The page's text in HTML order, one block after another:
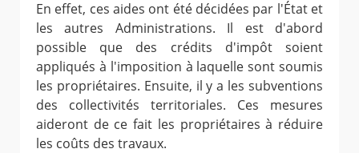
En effet, ces aides ont été décidées par l'État et
les autres Administrations. Il est d'abord
possible que des crédits d'impôt soient
appliqués à l'imposition à laquelle sont soumis
les propriétaires. Ensuite, il y a les subventions
des collectivités territoriales. Ces mesures
aideront de ce fait les propriétaires à réduire
les coûts des travaux.